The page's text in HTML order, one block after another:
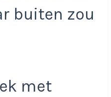
buiten zou
met